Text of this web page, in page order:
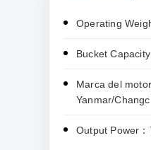
Operating
Bucket
Marca del
Yanmar/
Output Power